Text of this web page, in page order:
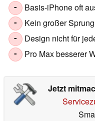
- Basis-iPhone oft
- Kein großer
- Design nicht für
- Pro Max besserer
Jetzt